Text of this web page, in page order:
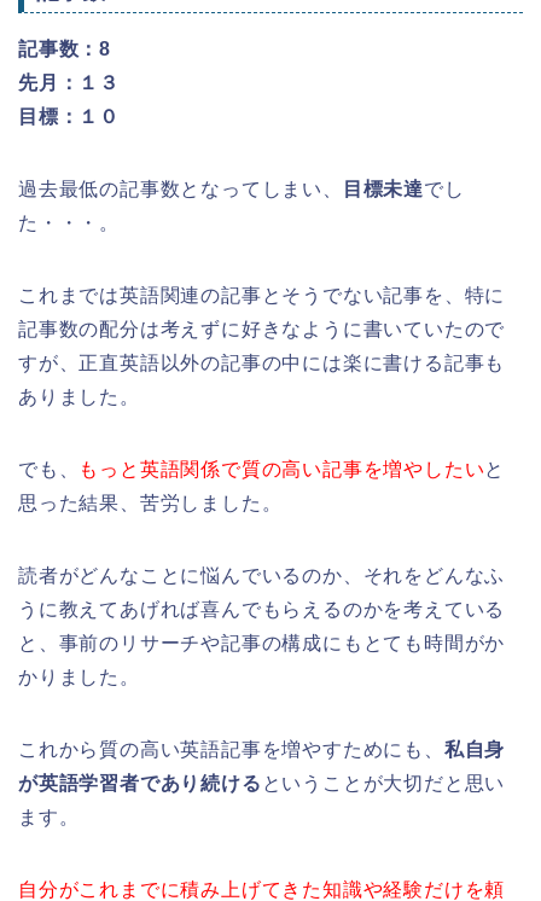
記事数：8
先月：１３
目標：１０
過去最低の記事数となってしまい、 目標未達でし
た・・・。
これまでは英語関連の記事とそうでない記事を、特に
記事数の配分は考えずに好きなように書いていたので
すが、正直英語以外の記事の中には楽に書ける記事も
ありました。
でも、 もっと英語関係で質の高い記事を増やしたいと
思った結果、苦労しました。
読者がどんなことに悩んでいるのか、それをどんなふ
うに教えてあげれば喜んでもらえるのかを考えている
と、事前のリサーチや記事の構成にもとても時間がか
かりました。
これから質の高い英語記事を増やすためにも、 私自身
が英語学習者であり続ける ということが大切だと思い
ます。
自分がこれまでに積み上げてきた知識や経験だけを頼